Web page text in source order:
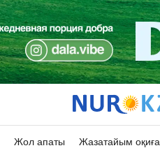
Жол апаты Жазатайым оқиға